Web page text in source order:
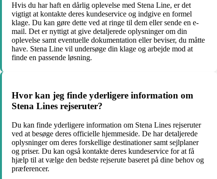
Hvis du har haft en dårlig oplevelse med Stena Line, er det
vigtigt at kontakte deres kundeservice og indgive en formel
klage. Du kan gøre dette ved at ringe til dem eller sende en e-
mail. Det er nyttigt at give detaljerede oplysninger om din
oplevelse samt eventuelle dokumentation eller beviser, du måtte
have. Stena Line vil undersøge din klage og arbejde mod at
finde en passende løsning.
Hvor kan jeg finde yderligere information om
Stena Lines rejseruter?
Du kan finde yderligere information om Stena Lines rejseruter
ved at besøge deres officielle hjemmeside. De har detaljerede
oplysninger om deres forskellige destinationer samt sejlplaner
og priser. Du kan også kontakte deres kundeservice for at få
hjælp til at vælge den bedste rejserute baseret på dine behov og
præferencer.